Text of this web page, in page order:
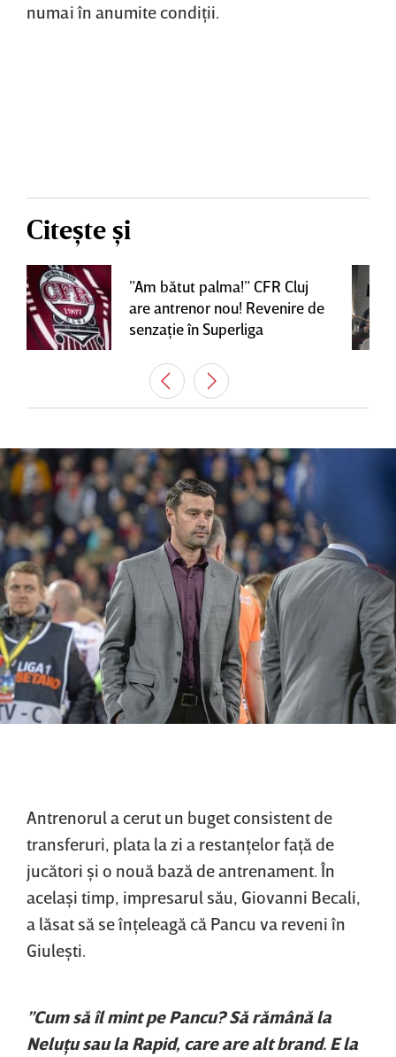
numai în anumite condiţii.
Citește și
”Am bătut palma!” CFR Cluj
are antrenor nou! Revenire de
senzaţie în Superliga
Antrenorul a cerut un buget consistent de
transferuri, plata la zi a restanţelor faţă de
jucători şi o nouă bază de antrenament. În
acelaşi timp, impresarul său, Giovanni Becali,
a lăsat să se înţeleagă că Pancu va reveni în
Giuleşti.
”Cum să îl mint pe Pancu? Să rămână la
Neluţu sau la Rapid, care are alt brand. E la